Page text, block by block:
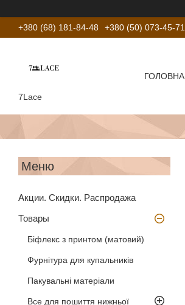
+380 (68) 181-84-48 +380 (50) 073-45-71
7Lace
ГОЛОВНА
Акции. Скидки. Распродажа
Товары
Біфлекс з принтом (матовий)
Фурнітура для купальників
Пакувальні матеріали
Все для пошиття нижньої